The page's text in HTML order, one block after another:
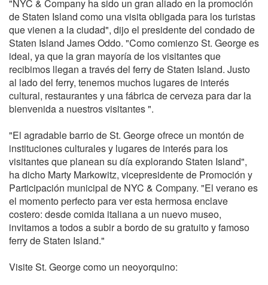
"NYC & Company ha sido un gran aliado en la promoción
de Staten Island como una visita obligada para los turistas
que vienen a la ciudad", dijo el presidente del condado de
Staten Island James Oddo. "Como comienzo St. George es
ideal, ya que la gran mayoría de los visitantes que
recibimos llegan a través del ferry de Staten Island. Justo
al lado del ferry, tenemos muchos lugares de interés
cultural, restaurantes y una fábrica de cerveza para dar la
bienvenida a nuestros visitantes ".
"El agradable barrio de St. George ofrece un montón de
instituciones culturales y lugares de interés para los
visitantes que planean su día explorando Staten Island",
ha dicho Marty Markowitz, vicepresidente de Promoción y
Participación municipal de NYC & Company. "El verano es
el momento perfecto para ver esta hermosa enclave
costero: desde comida italiana a un nuevo museo,
invitamos a todos a subir a bordo de su gratuito y famoso
ferry de Staten Island."
Visite St. George como un neoyorquino: